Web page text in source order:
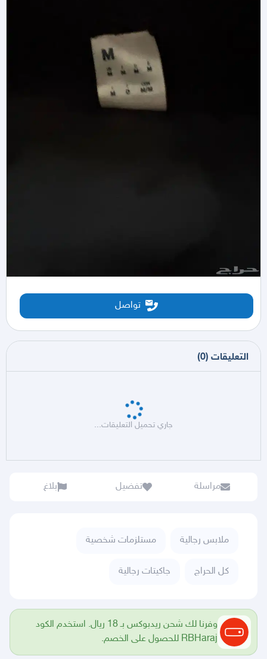
تواصل
التعليقات (
0
)
جاري تحميل التعليقات...
مراسلة تفضيل بلاغ
ملابس رجالية مستلزمات شخصية
كل الحراج جاكيتات رجالية
وفرنا لك شحن ريدبوكس بـ 18 ريال. استخدم الكود
RBHaraj للحصول على الخصم.